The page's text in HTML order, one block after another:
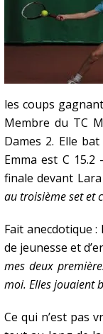
les coups
Membre du TC
Dames 2. Elle
Emma est C
finale devant Lara
au troisième set et
Fait anecdotique
de jeunesse et
mes deux
moi. Elles jouaient
Ce qui n’est pas